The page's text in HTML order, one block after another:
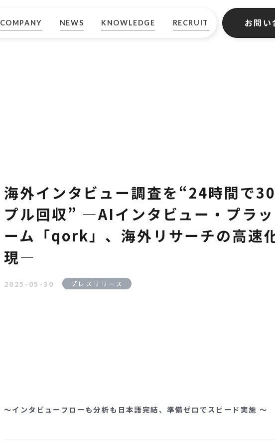
COMPANY NEWS KNOWLEDGE RECRUIT お問い
海外インタビュー調査を“24時間で
プル回収” —AIインタビュー・プラ
ーム「qork」、海外リサーチの高速
現—
2025-05-30 プレスリリース
～インタビューフローも分析も日本語完結、準備ゼロでスピード実施 ～